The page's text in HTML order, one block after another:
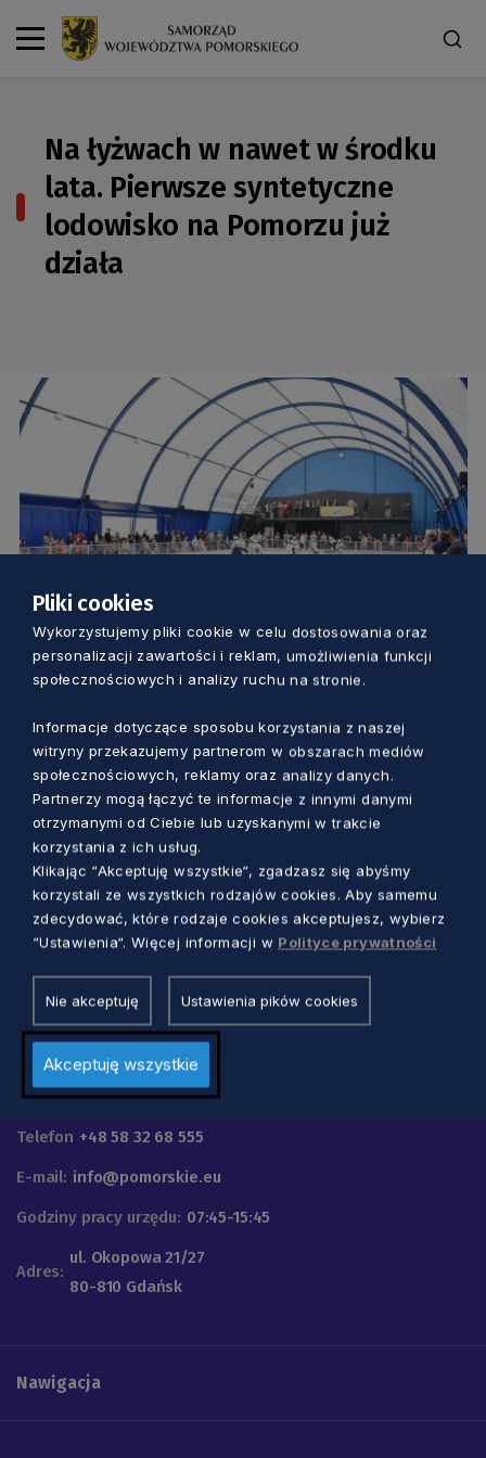
Na łyżwach w nawet w środku
lata. Pierwsze syntetyczne
lodowisko na Pomorzu już
działa
EDUKACJA
Pierwsze syntetyczne lodowisko na
Pomorzu już działa
Aleksander Olszak 4 lata temu
Urząd Marszałkowski
Województwa Pomorskiego
Telefon +48 58 32 68 555
E-mail: info@pomorskie.eu
Godziny pracy urzędu: 07:45-15:45
Adres:
ul. Okopowa 21/27
80-810 Gdańsk
Nawigacja
Pliki cookies
Wykorzystujemy pliki cookie w celu dostosowania oraz
personalizacji zawartości i reklam, umożliwienia funkcji
społecznościowych i analizy ruchu na stronie.
Informacje dotyczące sposobu korzystania z naszej
witryny przekazujemy partnerom w obszarach mediów
społecznościowych, reklamy oraz analizy danych.
Partnerzy mogą łączyć te informacje z innymi danymi
otrzymanymi od Ciebie lub uzyskanymi w trakcie
korzystania z ich usług.
Klikając “Akceptuję wszystkie“, zgadzasz się abyśmy
korzystali ze wszystkich rodzajów cookies. Aby samemu
zdecydować, które rodzaje cookies akceptujesz, wybierz
“Ustawienia“. Więcej informacji w Polityce prywatności
Nie akceptuję Ustawienia pików cookies
Akceptuję wszystkie